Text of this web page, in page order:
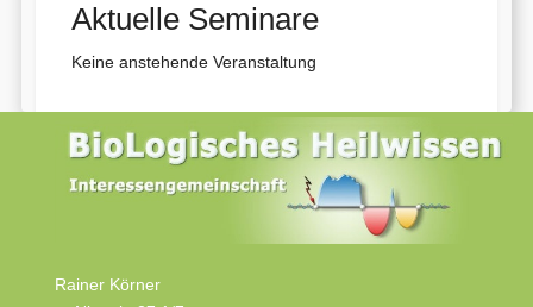
Aktuelle Seminare
Keine anstehende Veranstaltung
Rainer Körner